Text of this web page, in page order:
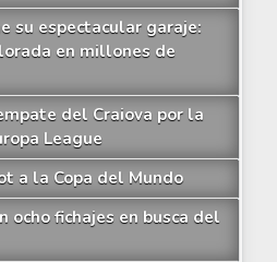
su espectacular garaje:
en millones de
del Craiova por la
League
a la Copa del Mundo
ocho fichajes en busca del